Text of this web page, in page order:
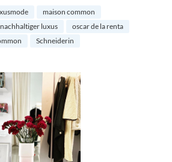
maison common
nachhaltiger luxus
oscar de la renta
Schneiderin